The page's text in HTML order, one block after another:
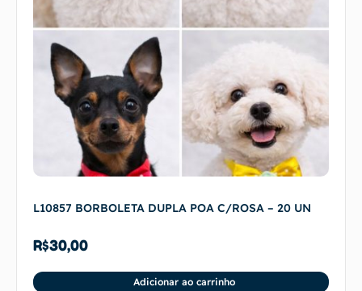
L10857 BORBOLETA DUPLA POA C/ROSA – 20 UN
R$30,00
Adicionar ao carrinho